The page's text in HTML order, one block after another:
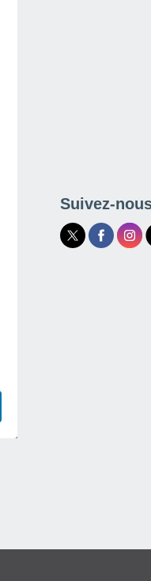
Suivez-